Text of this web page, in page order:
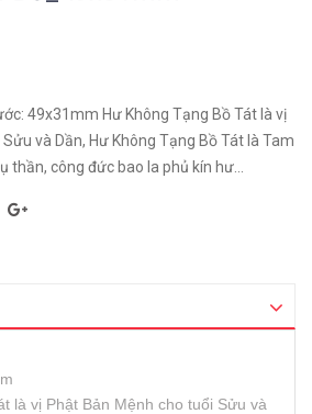
49x31mm Hư Không Tạng Bồ Tát là vị
và Dần, Hư Không Tạng Bồ Tát là Tam
thần, công đức bao la phủ kín hư...
là vị Phật Bản Mệnh cho tuổi Sửu và